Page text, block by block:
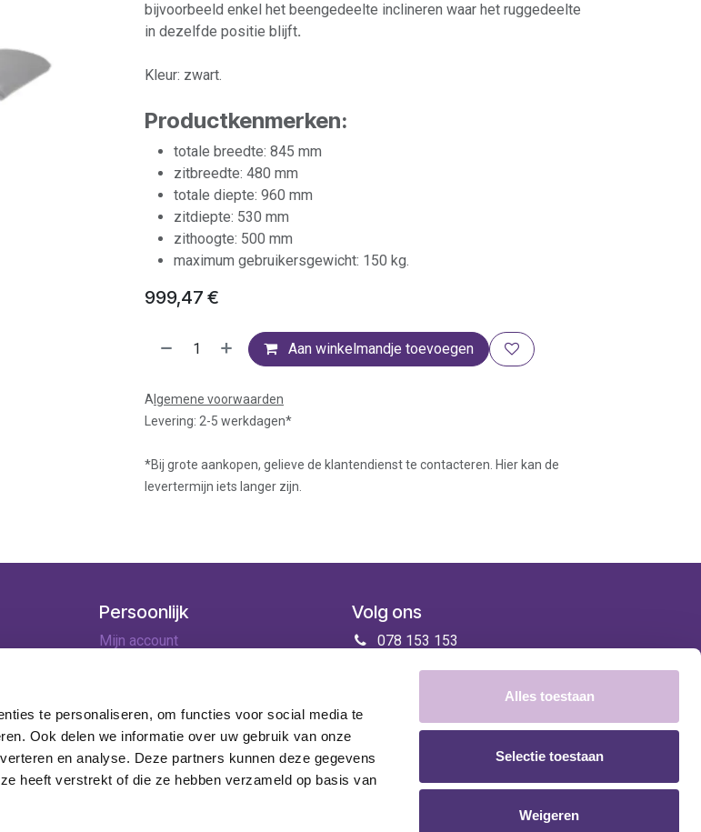
te personaliseren, om functies voor social media te
Ook delen we informatie over uw gebruik van onze
en analyse. Deze partners kunnen deze gegevens
heeft verstrekt of die ze hebben verzameld op basis van
Alles toestaan
Selectie toestaan
Weigeren
bijvoorbeeld enkel het beengedeelte inclineren waar het ruggedeelte
in dezelfde positie blijft.
Kleur: zwart.
Productkenmerken:
totale breedte: 845 mm
zitbreedte: 480 mm
totale diepte: 960 mm
zitdiepte: 530 mm
zithoogte: 500 mm
maximum gebruikersgewicht: 150 kg.
999,47 €
Aan winkelmandje toevoegen
A lgemene voorwaarden
Levering: 2-5 werkdagen*
*Bij grote aankopen, gelieve de klantendienst te contacteren. Hier kan de
levertermijn iets langer zijn.
Persoonlijk
Mijn account
Volg ons
078 153 153